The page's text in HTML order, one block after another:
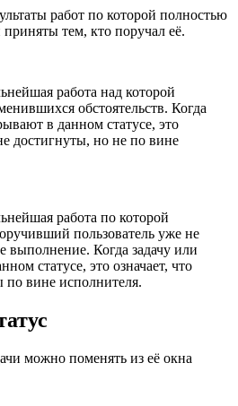
работ по которой полностью
тем, кто поручал её.
работа над которой
обстоятельств. Когда
в данном статусе, это
достигнуты, но не по вине
работа по которой
пользователь уже не
выполнение. Когда задачу или
статусе, это означает, что
по вине исполнителя.
можно поменять из её окна